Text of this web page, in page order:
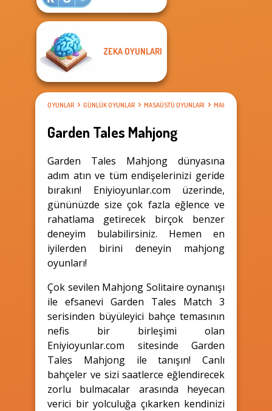
ZEKA OYUNLARI
OYUNLAR GÜNLÜK OYUNLAR MASAÜSTÜ OYUNLARI MAHJONG
Garden Tales Mahjong
Garden Tales Mahjong dünyasına
adım atın ve tüm endişelerinizi geride
bırakın! Eniyioyunlar.com üzerinde,
gününüzde size çok fazla eğlence ve
rahatlama getirecek birçok benzer
deneyim bulabilirsiniz. Hemen en
iyilerden birini deneyin mahjong
oyunları!
Çok sevilen Mahjong Solitaire oynanışı
ile efsanevi Garden Tales Match 3
serisinden büyüleyici bahçe temasının
nefis bir birleşimi olan
Eniyioyunlar.com sitesinde Garden
Tales Mahjong ile tanışın! Canlı
bahçeler ve sizi saatlerce eğlendirecek
zorlu bulmacalar arasında heyecan
verici bir yolculuğa çıkarken kendinizi